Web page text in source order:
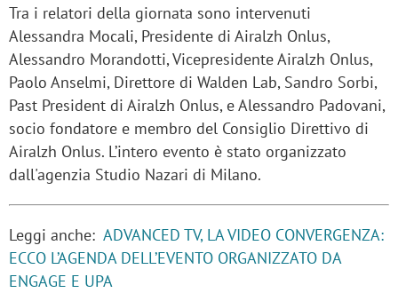
Tra i relatori della giornata sono intervenuti
Alessandra Mocali, Presidente di Airalzh Onlus,
Alessandro Morandotti, Vicepresidente Airalzh Onlus,
Paolo Anselmi, Direttore di Walden Lab, Sandro Sorbi,
Past President di Airalzh Onlus, e Alessandro Padovani,
socio fondatore e membro del Consiglio Direttivo di
Airalzh Onlus. L’intero evento è stato organizzato
dall'agenzia Studio Nazari di Milano.
Leggi anche: ADVANCED TV, LA VIDEO CONVERGENZA:
ECCO L’AGENDA DELL’EVENTO ORGANIZZATO DA
ENGAGE E UPA